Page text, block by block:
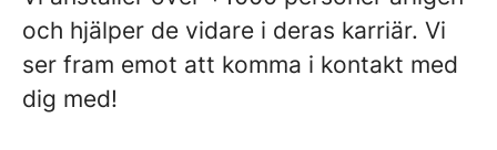
och hjälper de vidare i deras karriär. Vi
ser fram emot att komma i kontakt med
dig med!